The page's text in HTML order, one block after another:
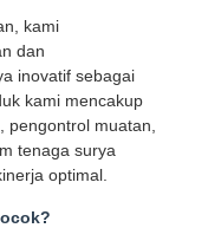
kami
dan
inovatif sebagai
kami mencakup
pengontrol muatan,
tenaga surya
optimal.